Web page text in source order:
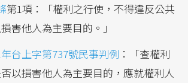
第1項：「權利之行使，不得違反公共
害他人為主要目的。」
台上字第737號民事判例 ：「查權利
以損害他人為主要目的，應就權利人